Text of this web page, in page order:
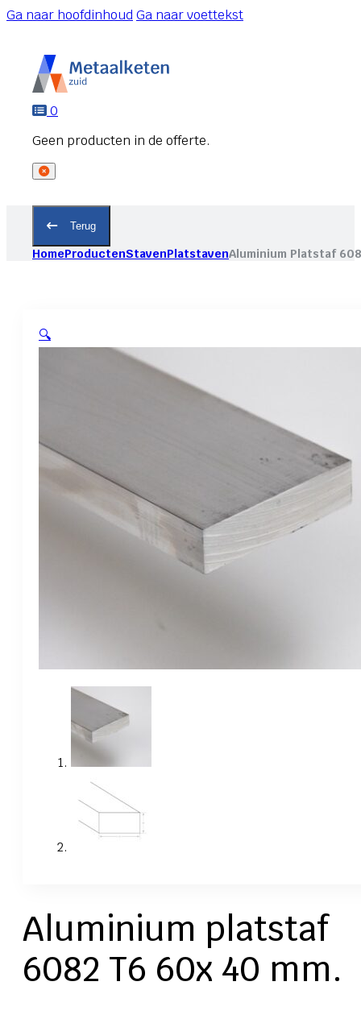
Ga naar hoofdinhoudGa naar voettekst
0
Terug
HomeProductenStavenPlatstavenAluminium Platstaf
🔍
Aluminium platstaf
6082 T6 60x 40 mm.